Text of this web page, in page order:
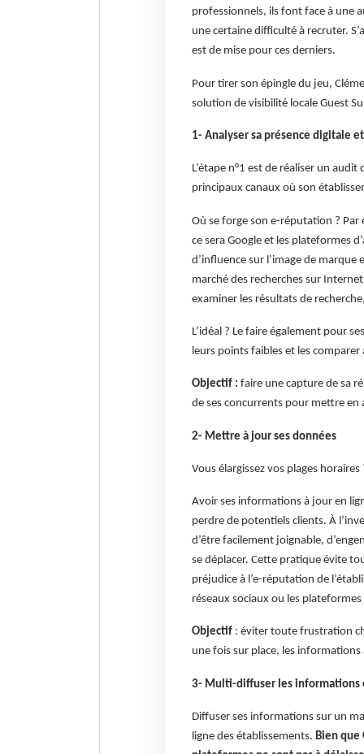
professionnels, ils font face à une
une certaine difficulté à recruter.
est de mise pour ces derniers.
Pour tirer son épingle du jeu,
solution de visibilité locale Guest
1- Analyser sa présence digitale
L’étape n°1 est de réaliser un
principaux canaux où son
Où se forge son e-réputation ?
ce sera Google et les plateformes
d’influence sur l’image de marque
marché des recherches sur
examiner les résultats de
L’idéal ? Le faire également pour
leurs points faibles et les comparer
Objectif : faire une capture de sa
de ses concurrents pour mettre
2- Mettre à jour ses données
Vous élargissez vos plages
Avoir ses informations à jour en
perdre de potentiels clients. À
d’être facilement joignable,
se déplacer. Cette pratique évite
préjudice à l’e-réputation de
réseaux sociaux ou les
Objectif : éviter toute frustration
une fois sur place, les
3- Multi-diffuser les informations
Diffuser ses informations sur un
ligne des établissements. Bien que